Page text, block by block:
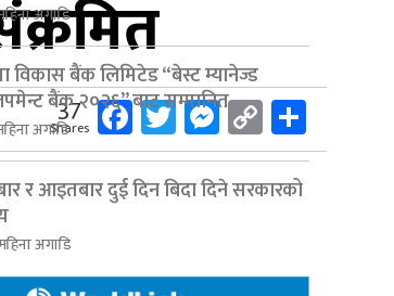
37
Shares Facebook
Twitter
Messenger
Copy
Link
अगाडि
विकास बैंक लिमिटेड “बेस्ट म्यानेज्ड
बैंक २०२६” बाट सम्मानित
अगाडि
र आइतबार दुई दिन बिदा दिने सरकारको
अगाडि